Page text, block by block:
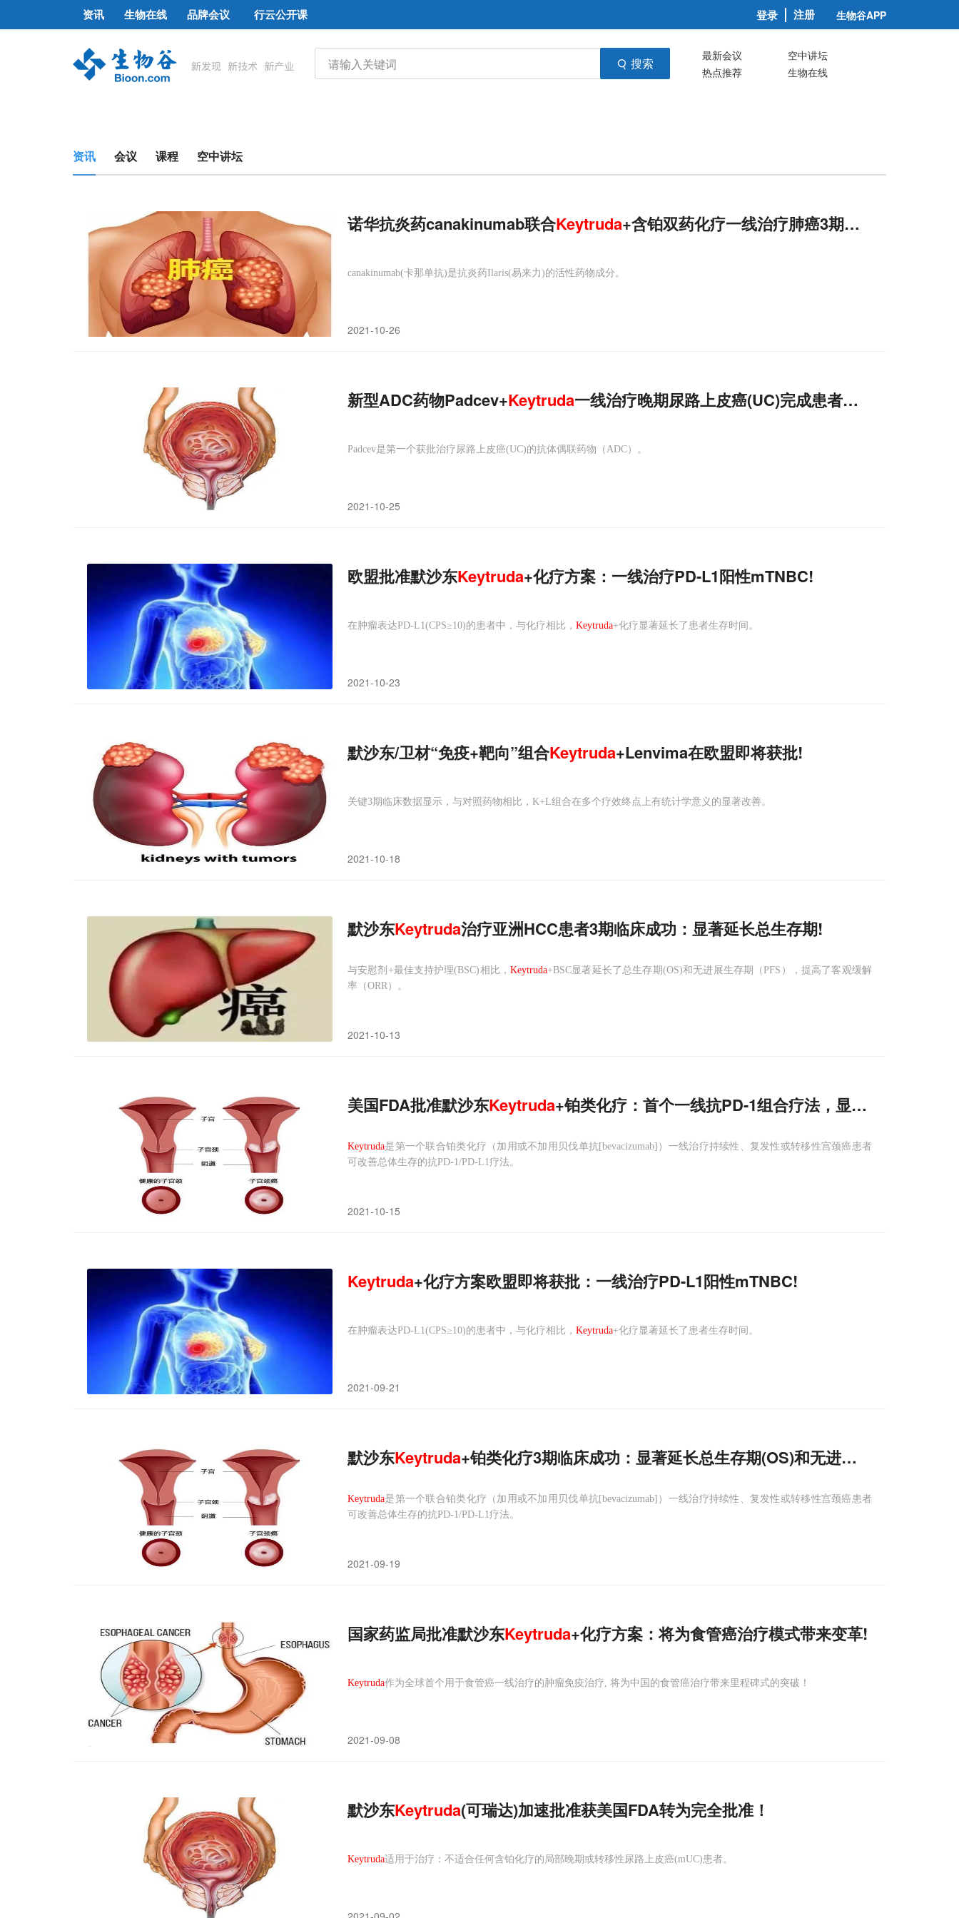
资讯 生物在线 品牌会议 行云公开课 登录 注册 生物谷APP
搜索 最新会议
空中讲坛
热点推荐
生物在线
资讯 会议 课程 空中讲坛
诺华抗炎药canakinumab联合Keytruda+含铂双药化疗一线治疗肺癌3期临床失败!
canakinumab(卡那单抗)是抗炎药Ilaris(易来力)的活性药物成分。
2021-10-26
新型ADC药物Padcev+Keytruda一线治疗晚期尿路上皮癌(UC)完成患者入组!
Padcev是第一个获批治疗尿路上皮癌(UC)的抗体偶联药物（ADC）。
2021-10-25
欧盟批准默沙东Keytruda+化疗方案：一线治疗PD-L1阳性mTNBC!
在肿瘤表达PD-L1(CPS≥10)的患者中，与化疗相比， Keytruda+化疗显著延长了患者生存时间。
2021-10-23
默沙东/卫材“免疫+靶向”组合Keytruda+Lenvima在欧盟即将获批!
关键3期临床数据显示，与对照药物相比，K+L组合在多个疗效终点上有统计学意义的显著改善。
2021-10-18
默沙东Keytruda治疗亚洲HCC患者3期临床成功：显著延长总生存期!
与安慰剂+最佳支持护理(BSC)相比， Keytruda+BSC显著延长了总生存期(OS)和无进展生存期（PFS），提高了客观缓解
率（ORR）。
2021-10-13
美国FDA批准默沙东Keytruda+铂类化疗：首个一线抗PD-1组合疗法，显著延长患者生
Keytruda是第一个联合铂类化疗（加用或不加用贝伐单抗[bevacizumab]）一线治疗持续性、复发性或转移性宫颈癌患者
可改善总体生存的抗PD-1/PD-L1疗法。
2021-10-15
Keytruda+化疗方案欧盟即将获批：一线治疗PD-L1阳性mTNBC!
在肿瘤表达PD-L1(CPS≥10)的患者中，与化疗相比， Keytruda+化疗显著延长了患者生存时间。
2021-09-21
默沙东Keytruda+铂类化疗3期临床成功：显著延长总生存期(OS)和无进展生存期(PFS)!
Keytruda是第一个联合铂类化疗（加用或不加用贝伐单抗[bevacizumab]）一线治疗持续性、复发性或转移性宫颈癌患者
可改善总体生存的抗PD-1/PD-L1疗法。
2021-09-19
国家药监局批准默沙东Keytruda+化疗方案：将为食管癌治疗模式带来变革!
Keytruda作为全球首个用于食管癌一线治疗的肿瘤免疫治疗, 将为中国的食管癌治疗带来里程碑式的突破！
2021-09-08
默沙东Keytruda(可瑞达)加速批准获美国FDA转为完全批准！
Keytruda适用于治疗：不适合任何含铂化疗的局部晚期或转移性尿路上皮癌(mUC)患者。